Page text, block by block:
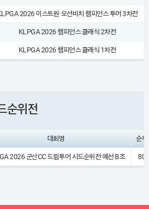
2026 이스트원·오션비치 챔피언스 투어 3차전
KLPGA 2026 챔피언스 클래식 2차전
KLPGA 2026 챔피언스 클래식 1차전
순위전
대회명 순위
2026 군산CC 드림투어 시드순위전 예선 B조 80